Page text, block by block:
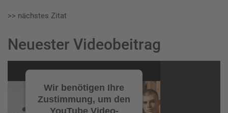
>> nächstes Zitat
Neuester Videobeitrag
Player
Wir benötigen Ihre
Zustimmung, um den
YouTube Video-